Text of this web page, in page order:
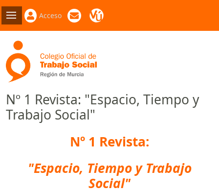
Acceso
Nº 1 Revista: "Espacio, Tiempo y
Trabajo Social"
Nº 1 Revista:
"Espacio, Tiempo y Trabajo
Social"